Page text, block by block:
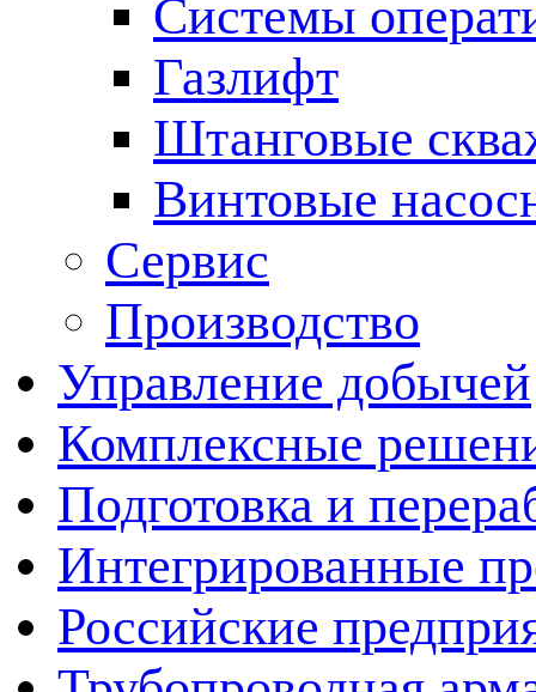
Системы
Газлифт
Штанговые
Винтовые
Сервис
Производство
Управление добычей
Комплексные
Подготовка и
Интегрированные
Российские